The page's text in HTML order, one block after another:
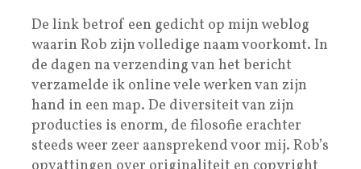
De link betrof een gedicht op mijn weblog
waarin Rob zijn volledige naam voorkomt. In
de dagen na verzending van het bericht
verzamelde ik online vele werken van zijn
hand in een map. De diversiteit van zijn
producties is enorm, de filosofie erachter
steeds weer zeer aansprekend voor mij. Rob’s